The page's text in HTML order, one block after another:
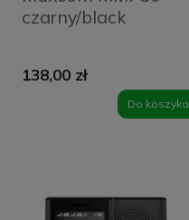
czarny/black
138,00 zł
Do koszyka